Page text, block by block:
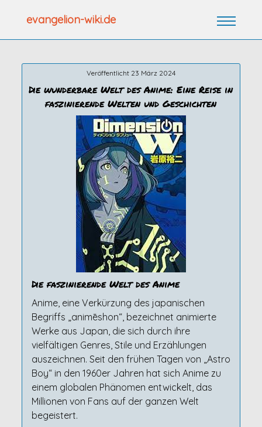
evangelion-wiki.de
Veröffentlicht 23 März 2024
Die wunderbare Welt des Anime: Eine Reise in
faszinierende Welten und Geschichten
Die faszinierende Welt des Anime
Anime, eine Verkürzung des japanischen
Begriffs „animēshon“, bezeichnet animierte
Werke aus Japan, die sich durch ihre
vielfältigen Genres, Stile und Erzählungen
auszeichnen. Seit den frühen Tagen von „Astro
Boy“ in den 1960er Jahren hat sich Anime zu
einem globalen Phänomen entwickelt, das
Millionen von Fans auf der ganzen Welt
begeistert.